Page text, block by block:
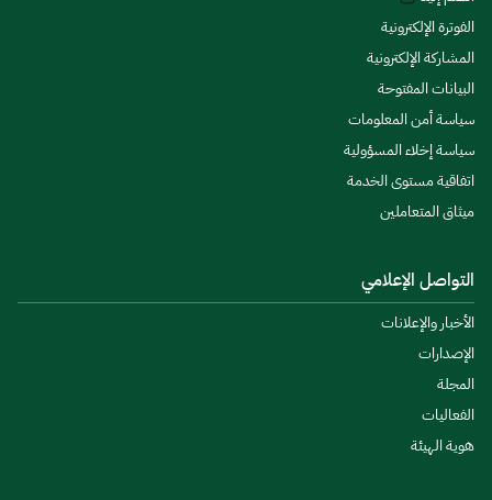
الفوترة الإلكترونية
المشاركة الإلكترونية
البيانات المفتوحة
سياسة أمن المعلومات
سياسة إخلاء المسؤولية
اتفاقية مستوى الخدمة
ميثاق المتعاملين
التواصل الإعلامي
الأخبار والإعلانات
الإصدارات
المجلة
الفعاليات
هوية الهيئة